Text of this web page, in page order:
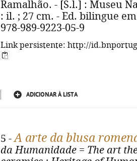
Ramalhão. - [S.l.] : Museu
: il. ; 27 cm. - Ed. bilingue
978-989-9223-05-9
Link persistente: http://
ADICIONAR À LISTA
5 -A arte da blusa
da Humanidade = The art